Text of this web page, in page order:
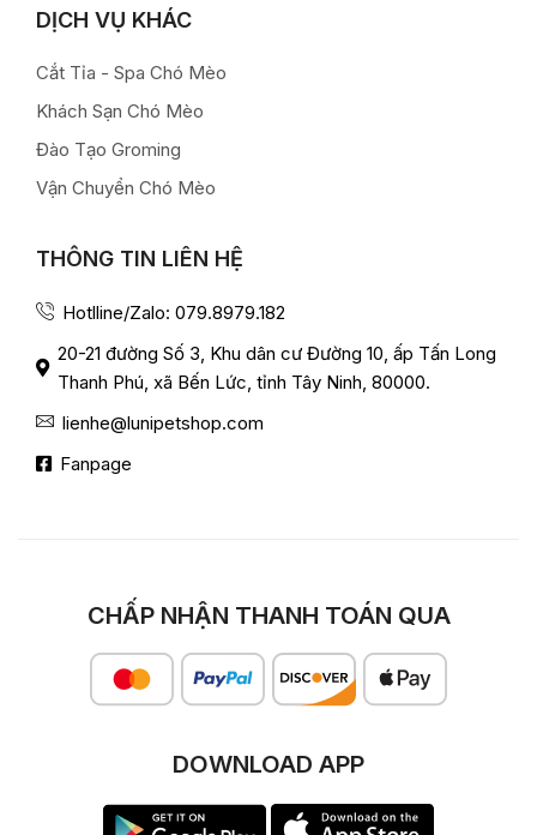
DỊCH VỤ KHÁC
Cắt Tỉa - Spa Chó Mèo
Khách Sạn Chó Mèo
Đào Tạo Groming
Vận Chuyển Chó Mèo
THÔNG TIN LIÊN HỆ
Hotlline/Zalo: 079.8979.182
20-21 đường Số 3, Khu dân cư Đường 10, ấp Tấn Long
Thanh Phú, xã Bến Lức, tỉnh Tây Ninh, 80000.
lienhe@lunipetshop.com
Fanpage
CHẤP NHẬN THANH TOÁN QUA
DOWNLOAD APP